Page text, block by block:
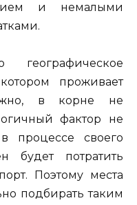
и немалыми
проживает
в корне не
фактор не
процессе своего
будет потратить
Поэтому места
подбирать таким